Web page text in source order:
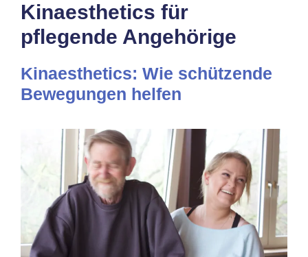
Kinaesthetics für
pflegende Angehörige
Kinaesthetics: Wie schützende
Bewegungen helfen